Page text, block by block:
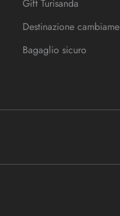
Gift Turisanda
Destinazione
Bagaglio sicuro